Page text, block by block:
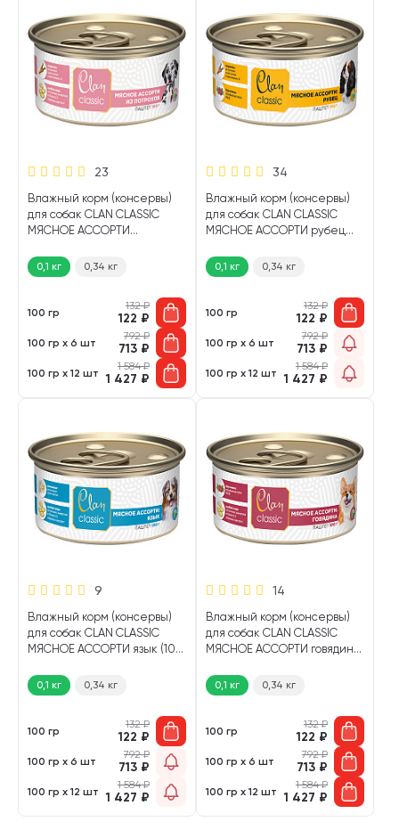
23
Влажный корм (консервы)
для собак CLAN CLASSIC
МЯСНОЕ АССОРТИ
0,1 кг 0,34 кг
100 гр
132₽
122 ₽
100 гр х 6 шт
792₽
713 ₽
100 гр х 12 шт
1 584₽
1 427 ₽
34
Влажный корм (консервы)
для собак CLAN CLASSIC
МЯСНОЕ АССОРТИ рубец
0,1 кг 0,34 кг
100 гр
132₽
122 ₽
100 гр х 6 шт
792₽
713 ₽
100 гр х 12 шт
1 584₽
1 427 ₽
9
Влажный корм (консервы)
для собак CLAN CLASSIC
МЯСНОЕ АССОРТИ язык (100
0,1 кг 0,34 кг
100 гр
132₽
122 ₽
100 гр х 6 шт
792₽
713 ₽
100 гр х 12 шт
1 584₽
1 427 ₽
14
Влажный корм (консервы)
для собак CLAN CLASSIC
МЯСНОЕ АССОРТИ говядина
0,1 кг 0,34 кг
100 гр
132₽
122 ₽
100 гр х 6 шт
792₽
713 ₽
100 гр х 12 шт
1 584₽
1 427 ₽